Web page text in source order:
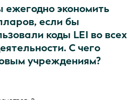
ежегодно экономить
если бы
коды LEI во всех
С чего
учреждениям?